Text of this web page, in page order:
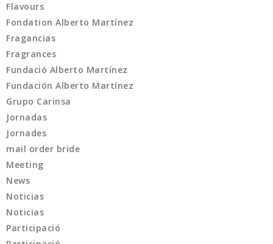
Flavours
Fondation Alberto Martínez
Fragancias
Fragrances
Fundació Alberto Martínez
Fundación Alberto Martínez
Grupo Carinsa
Jornadas
Jornades
mail order bride
Meeting
News
Noticias
Noticias
Participació